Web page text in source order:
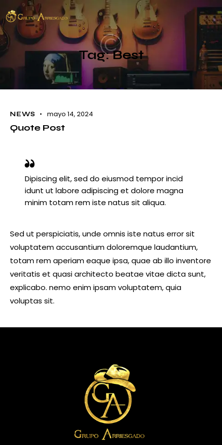
Tag: Best
NEWS mayo 14, 2024
Quote Post
Dipiscing elit, sed do eiusmod tempor incid
idunt ut labore adipiscing et dolore magna
minim totam rem iste natus sit aliqua.
Sed ut perspiciatis, unde omnis iste natus error sit
voluptatem accusantium doloremque laudantium,
totam rem aperiam eaque ipsa, quae ab illo inventore
veritatis et quasi architecto beatae vitae dicta sunt,
explicabo. nemo enim ipsam voluptatem, quia
voluptas sit.